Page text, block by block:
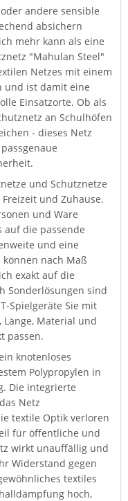
andere sensible
absichern
mehr kann als eine
"Mahulan Steel"
Netzes mit einem
und ist damit eine
Einsatzorte. Ob als
an Schulhöfen
- dieses Netz
und Schutznetze
und Zuhause.
und Ware
auf die passende
und eine
nach Maß
exakt auf die
Sonderlösungen sind
Spielgeräte Sie mit
Material und
passen.
knotenloses
Polypropylen in
Die integrierte
Netz
textile Optik verloren
für öffentliche und
wirkt unauffällig und
Widerstand gegen
textiles
hoch,